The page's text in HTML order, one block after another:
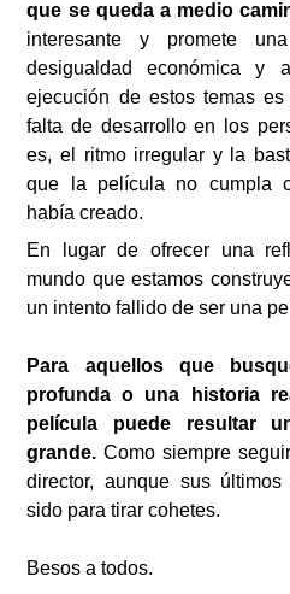
que se queda a medio
interesante y promete
desigualdad económica y
ejecución de estos temas
falta de desarrollo en los
es, el ritmo irregular y la
que la película no cumpla
había creado.
En lugar de ofrecer una
mundo que estamos
un intento fallido de ser una
Para aquellos que
profunda o una historia
película puede resultar
grande. Como siempre
director, aunque sus
sido para tirar cohetes.
Besos a todos.